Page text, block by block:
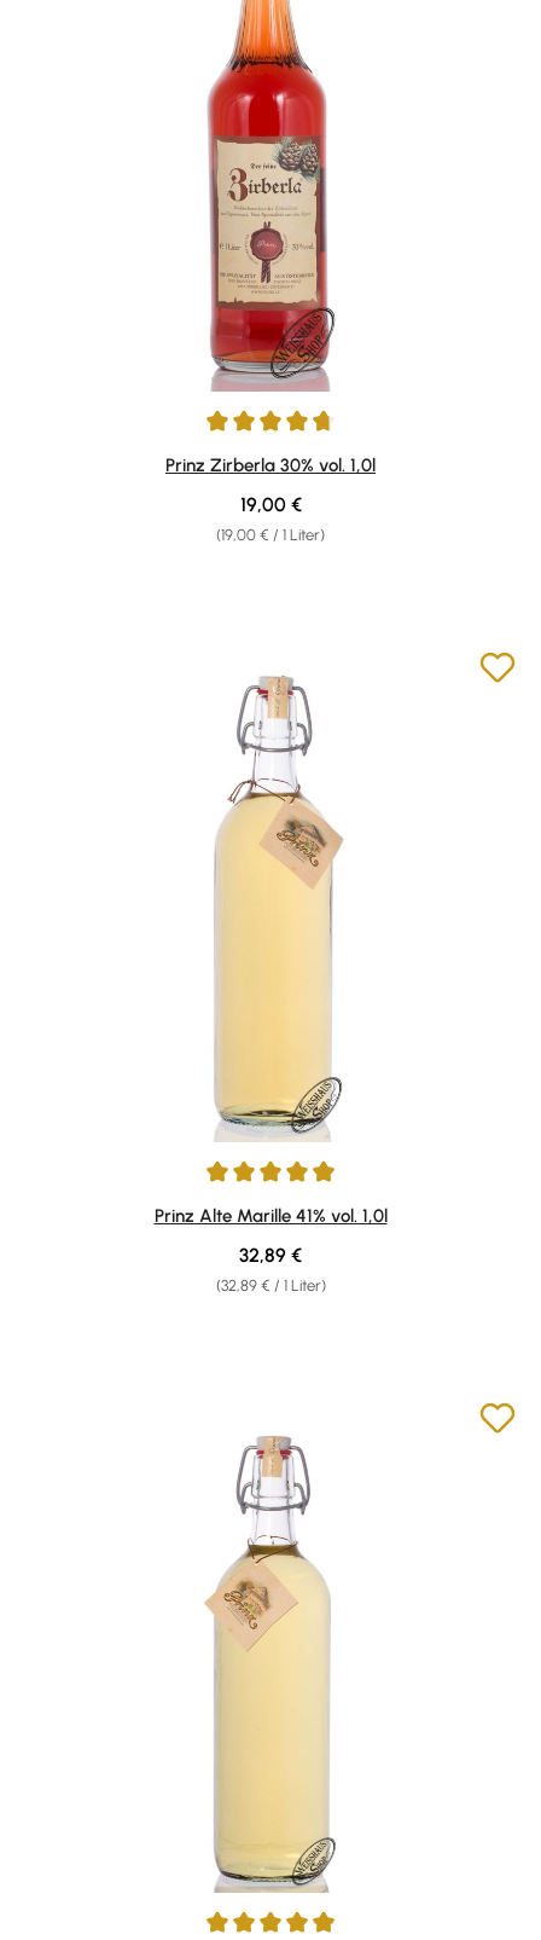
Durchschnittliche Bewertung von 4.78 von 5 Sternen
Prinz Zirberla 30% vol. 1,0l
(19,00 € / 1 Liter)
Regulärer Preis:
19,00 €
Durchschnittliche Bewertung von 4.96 von 5 Sternen
Prinz Alte Marille 41% vol. 1,0l
(32,89 € / 1 Liter)
Regulärer Preis:
32,89 €